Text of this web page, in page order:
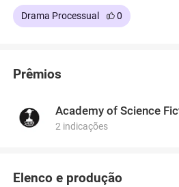
Drama Processual 0
Prêmios
2 indicações
Elenco e produção